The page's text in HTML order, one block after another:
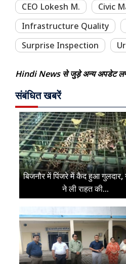
CEO Lokesh M.
Civic
Infrastructure Quality
Surprise Inspection
Hindi News से जुड़े अन्य अपडेट
संबंधित खबरें
बिजनौर में पिंजरे में कैद हुआ गुलदार,
ने ली राहत की...